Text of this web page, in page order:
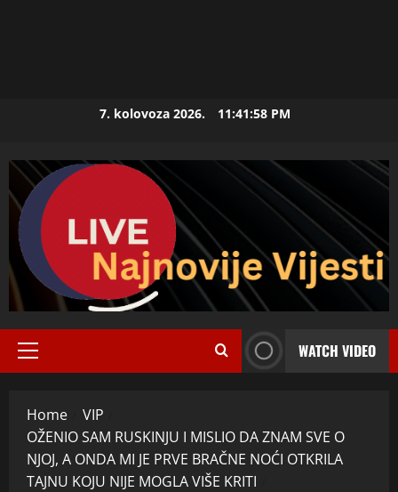
7. kolovoza 2026. 11:41:59 PM
Primary
WATCH VIDEO
Home
VIP
OŽENIO SAM RUSKINJU I MISLIO DA ZNAM SVE O
NJOJ, A ONDA MI JE PRVE BRAČNE NOĆI OTKRILA
TAJNU KOJU NIJE MOGLA VIŠE KRITI